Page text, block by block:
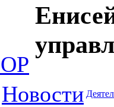
Новости